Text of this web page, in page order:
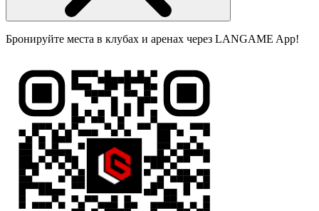
Бронируйте места в клубах и аренах через LANGAME App!